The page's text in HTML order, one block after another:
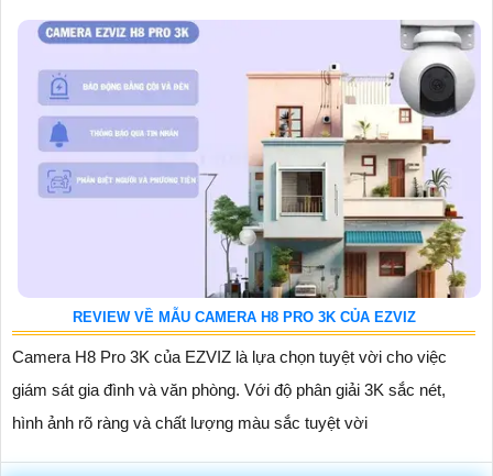
REVIEW VỀ MẪU CAMERA H8 PRO 3K CỦA EZVIZ
Camera H8 Pro 3K của EZVIZ là lựa chọn tuyệt vời cho việc
giám sát gia đình và văn phòng. Với độ phân giải 3K sắc nét,
hình ảnh rõ ràng và chất lượng màu sắc tuyệt vời